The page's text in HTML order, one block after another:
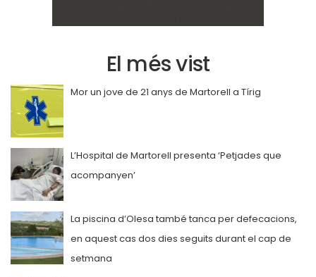
El més vist
Mor un jove de 21 anys de Martorell a Tírig
L’Hospital de Martorell presenta ‘Petjades que
acompanyen’
La piscina d’Olesa també tanca per defecacions,
en aquest cas dos dies seguits durant el cap de
setmana